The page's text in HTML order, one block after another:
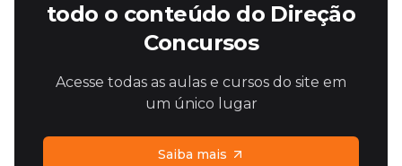
todo o conteúdo do Direção
Concursos
Acesse todas as aulas e cursos do site em
um único lugar
Saiba mais